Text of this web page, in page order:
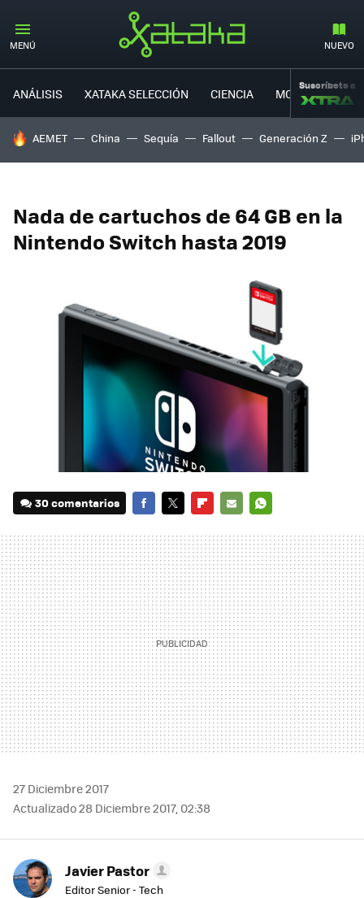
MENÚ NUEVO
ANÁLISIS XATAKA SELECCIÓN CIENCIA MOVILIDAD
Suscríbete a
HOY SE HABLA DE
AEMET China Sequía Fallout Generación Z
Nada de cartuchos de 64 GB en la
Nintendo Switch hasta 2019
30 comentarios
MAIL
27 Diciembre 2017
Actualizado 28 Diciembre 2017, 02:38
Javier Pastor
Editor Senior - Tech